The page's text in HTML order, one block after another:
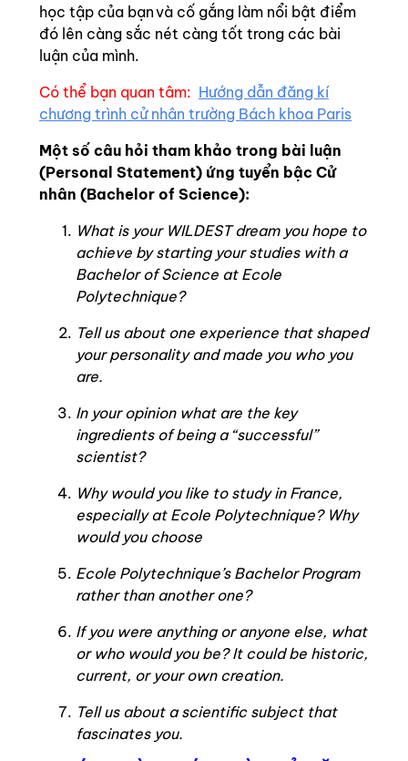
học tập của bạn và cố gắng làm nổi bật điểm
đó lên càng sắc nét càng tốt trong các bài
luận của mình.
Có thể bạn quan tâm: Hướng dẫn đăng kí
chương trình cử nhân trường Bách khoa Paris
Một số câu hỏi tham khảo trong bài luận
(Personal Statement) ứng tuyển bậc Cử
nhân (Bachelor of Science):
What is your WILDEST dream you hope to
achieve by starting your studies with a
Bachelor of Science at Ecole
Polytechnique?
Tell us about one experience that shaped
your personality and made you who you
are.
In your opinion what are the key
ingredients of being a “successful”
scientist?
Why would you like to study in France,
especially at Ecole Polytechnique? Why
would you choose
Ecole Polytechnique’s Bachelor Program
rather than another one?
If you were anything or anyone else, what
or who would you be? It could be historic,
current, or your own creation.
Tell us about a scientific subject that
fascinates you.